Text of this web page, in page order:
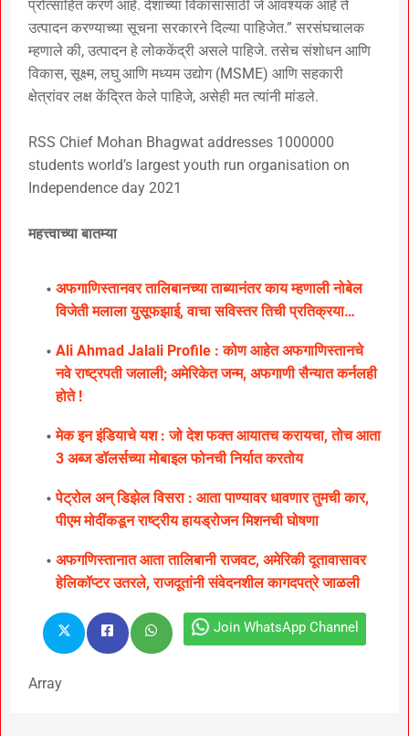
प्रोत्साहित करणे आहे. देशाच्या विकासासाठी जे आवश्यक आहे ते
उत्पादन करण्याच्या सूचना सरकारने दिल्या पाहिजेत.” सरसंघचालक
म्हणाले की, उत्पादन हे लोककेंद्री असले पाहिजे. तसेच संशोधन आणि
विकास, सूक्ष्म, लघु आणि मध्यम उद्योग (MSME) आणि सहकारी
क्षेत्रांवर लक्ष केंद्रित केले पाहिजे, असेही मत त्यांनी मांडले.
RSS Chief Mohan Bhagwat addresses 1000000
students world’s largest youth run organisation on
Independence day 2021
महत्त्वाच्या बातम्या
अफगाणिस्तानवर तालिबानच्या ताब्यानंतर काय म्हणाली नोबेल
विजेती मलाला युसूफझाई, वाचा सविस्तर तिची प्रतिक्रया…
Ali Ahmad Jalali Profile : कोण आहेत अफगाणिस्तानचे
नवे राष्ट्रपती जलाली; अमेरिकेत जन्म, अफगाणी सैन्यात कर्नलही
होते !
मेक इन इंडियाचे यश : जो देश फक्त आयातच करायचा, तोच आता
3 अब्ज डॉलर्सच्या मोबाइल फोनची निर्यात करतोय
पेट्रोल अन् डिझेल विसरा : आता पाण्यावर धावणार तुमची कार,
पीएम मोदींकडून राष्ट्रीय हायड्रोजन मिशनची घोषणा
अफगणिस्तानात आता तालिबानी राजवट, अमेरिकी दूतावासावर
हेलिकॉप्टर उतरले, राजदूतांनी संवेदनशील कागदपत्रे जाळली
Join WhatsApp Channel
Array